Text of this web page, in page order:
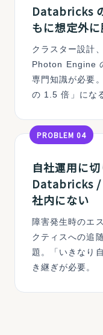
Databricks
もに想定外
クラスター設計
Photon Engine
専門知識が必要
の 1.5 倍」にな
PROBLEM 04
自社運用に切
Databricks /
社内にない
障害発生時のエ
クティスへの追
題。「いきなり
き継ぎが必要。